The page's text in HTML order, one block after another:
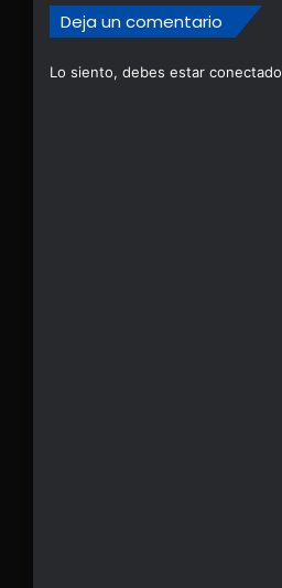
Deja un comentario
Lo siento, debes estar conectado